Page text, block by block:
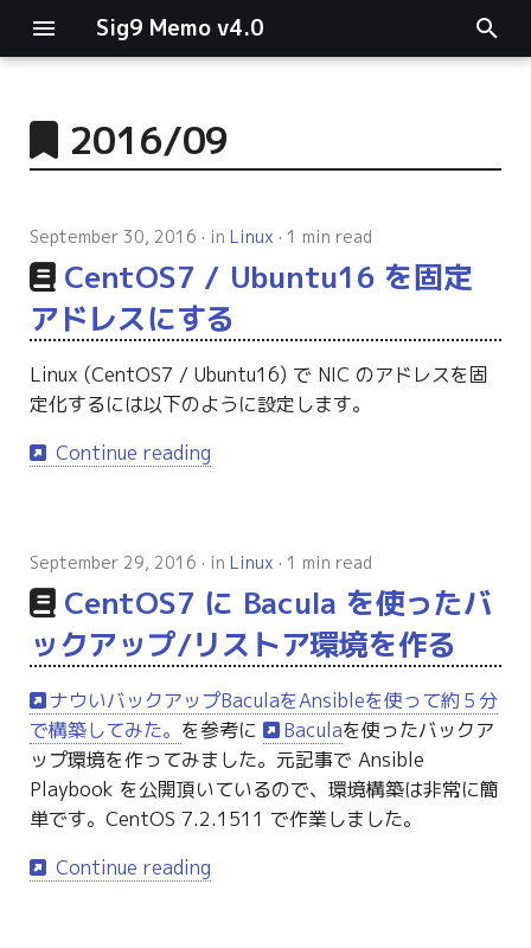
Sig9 Memo v4.0
main関数
ファイルの読み書き
ログ関連
条件分岐
型指定
2016/09
September 30, 2016 in Linux 1 min read
CentOS7 / Ubuntu16 を固定
アドレスにする
Linux (CentOS7 / Ubuntu16) で NIC のアドレスを固
定化するには以下のように設定します。
Continue reading
September 29, 2016 in Linux 1 min read
CentOS7 に Bacula を使ったバ
ックアップ/リストア環境を作る
ナウいバックアップBaculaをAnsibleを使って約５分
で構築してみた。 を参考に Baculaを使ったバックア
ップ環境を作ってみました。元記事で Ansible
Playbook を公開頂いているので、環境構築は非常に簡
単です。CentOS 7.2.1511 で作業しました。
Continue reading